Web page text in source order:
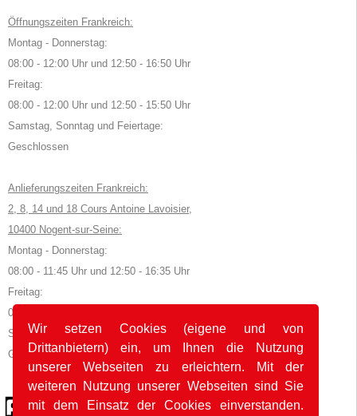
Wir setzen Cookies (eigene und von
Drittanbietern) ein, um Ihnen die Nutzung
unserer Webseiten zu erleichtern. Mit der
weiteren Nutzung unserer Webseiten sind Sie
mit dem Einsatz der Cookies einverstanden.
Öffnungszeiten Frankreich:
Montag - Donnerstag:
08:00 - 12:00 Uhr und 12:50 - 16:50 Uhr
Freitag:
08:00 - 12:00 Uhr und 12:50 - 15:50 Uhr
Samstag, Sonntag und Feiertage:
Geschlossen
Anlieferungszeiten Frankreich:
2, 8, 14 und 18 Cours Antoine Lavoisier,
10400 Nogent-sur-Seine:
Montag - Donnerstag:
08:00 - 11:45 Uhr und 12:50 - 16:35 Uhr
Freitag:
08:00 - 11:45 Uhr und 12:50 - 15:35 Uhr
Samstag, Sonntag und Feiertage:
Geschlossen
© 2026 by POK